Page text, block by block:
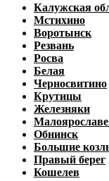
Калужская
Мстихино
Воротынск
Резвань
Росва
Белая
Черносвитино
Крутицы
Железняки
Обнинск
Большие
Правый берег
Кошелев